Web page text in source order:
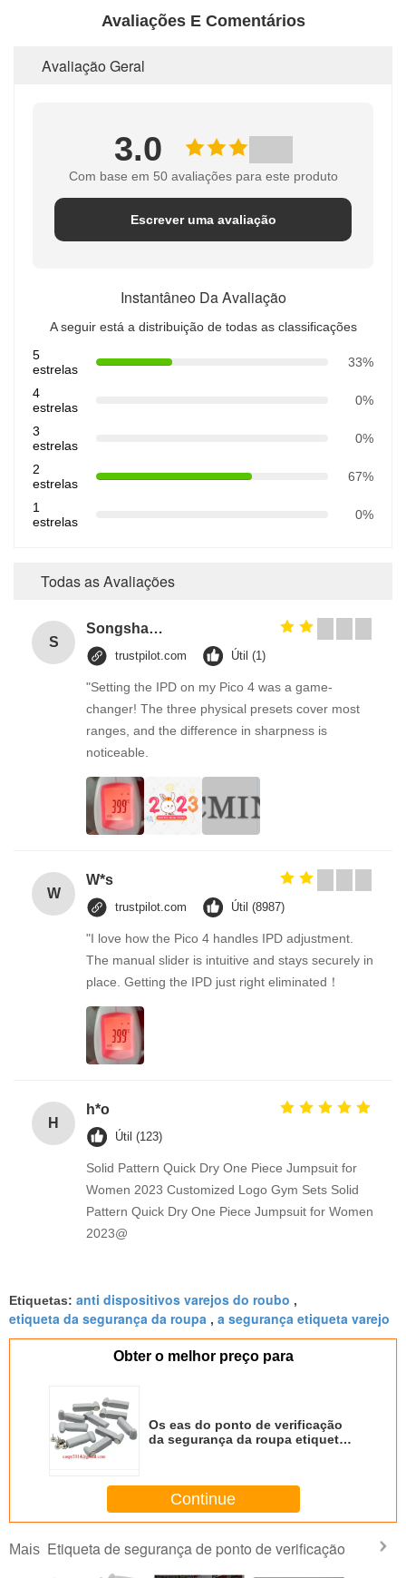
Avaliações E Comentários
Avaliação Geral
3.0
Com base em 50 avaliações para este produto
Escrever uma avaliação
Instantâneo Da Avaliação
A seguir está a distribuição de todas as classificações
5
estrelas
33%
4
estrelas
0%
3
estrelas
0%
2
estrelas
67%
1
estrelas
0%
Todas as Avaliações
S
Songshang
trustpilot.com Útil (1)
"Setting the IPD on my Pico 4 was a game-
changer! The three physical presets cover most
ranges, and the difference in sharpness is
noticeable.
W
W*s
trustpilot.com Útil (8987)
"I love how the Pico 4 handles IPD adjustment.
The manual slider is intuitive and stays securely in
place. Getting the IPD just right eliminated！
H
h*o
Útil (123)
Solid Pattern Quick Dry One Piece Jumpsuit for
Women 2023 Customized Logo Gym Sets Solid
Pattern Quick Dry One Piece Jumpsuit for Women
2023@
Etiquetas: anti dispositivos varejos do roubo ,
etiqueta da segurança da roupa , a segurança etiqueta varejo
Obter o melhor preço para
Os eas do ponto de verificação
da segurança da roupa etiquetam
segurança da roupa
Continue
Mais Etiqueta de segurança de ponto de verificação